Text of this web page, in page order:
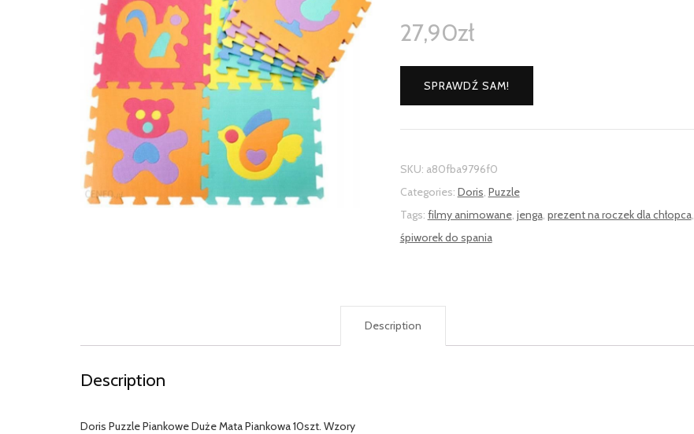
27,90zł
SPRAWDŹ SAM!
SKU: a80fba9796f0
Categories: Doris, Puzzle
Tags: filmy animowane, jenga, prezent na roczek dla chłopca,
śpiworek do spania
Description
Description
Doris Puzzle Piankowe Duże Mata Piankowa 10szt. Wzory